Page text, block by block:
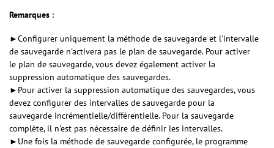
Remarques :
►Configurer uniquement la méthode de sauvegarde et l'intervalle
de sauvegarde n'activera pas le plan de sauvegarde. Pour activer
le plan de sauvegarde, vous devez également activer la
suppression automatique des sauvegardes.
►Pour activer la suppression automatique des sauvegardes, vous
devez configurer des intervalles de sauvegarde pour la
sauvegarde incrémentielle/différentielle. Pour la sauvegarde
complète, il n'est pas nécessaire de définir les intervalles.
►Une fois la méthode de sauvegarde configurée, le programme